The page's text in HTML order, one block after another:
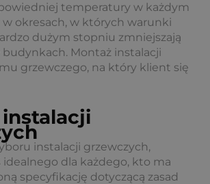
temperatury w każdym
okresach, w których warunki
dużym stopniu zmniejszają
Montaż instalacji
grzewczego, na który klient się
instalacji grzewczych,
idealnego dla każdego, kto ma
specyfikację dotyczącą zasad